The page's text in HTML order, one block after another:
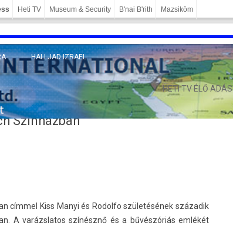
Heti TV Museum & Security B'nai B'rith Mazsiköm
HALLJAD IZRAEL
HETI TV ÉLŐ ADÁS
Színházban
címmel Kiss Manyi és Rodol­fo születésének századik
A varázslatos színésznő és a bűvészóriás emlékét